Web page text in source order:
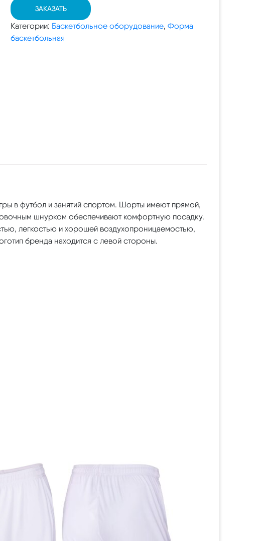
ЗАКАЗАТЬ
Категории: Баскетбольное оборудование, Форма
баскетбольная
в футбол и занятий спортом. Шорты имеют прямой,
шнурком обеспечивают комфортную посадку.
легкостью и хорошей воздухопроницаемостью,
бренда находится с левой стороны.